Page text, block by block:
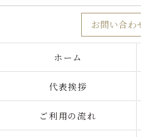
お問い合わ
ホーム
代表挨拶
ご利用の流れ